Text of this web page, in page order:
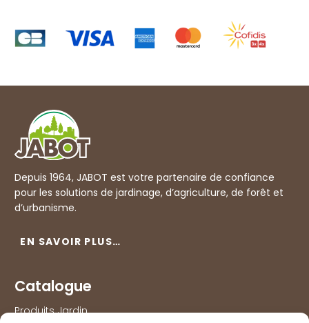
Depuis 1964, JABOT est votre partenaire de confiance
pour les solutions de jardinage, d’agriculture, de forêt et
d’urbanisme.
EN SAVOIR PLUS…
Catalogue
Produits Jardin